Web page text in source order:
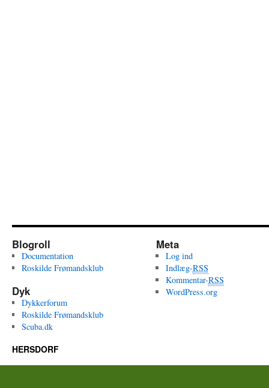
Blogroll
Documentation
Roskilde Frømandsklub
Dyk
Dykkerforum
Roskilde Frømandsklub
Scuba.dk
Meta
Log ind
Indlæg-RSS
Kommentar-RSS
WordPress.org
HERSDORF